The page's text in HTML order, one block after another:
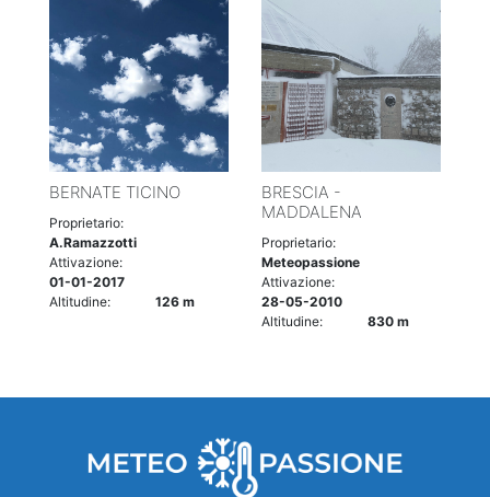
BERNATE TICINO
Proprietario:
A.Ramazzotti
Attivazione:
01-01-2017
Altitudine:
126 m
BRESCIA -
MADDALENA
Proprietario:
Meteopassione
Attivazione:
28-05-2010
Altitudine:
830 m